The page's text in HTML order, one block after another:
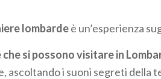
lombardeè un’esperienza
che si possono visitare in
ascoltando i suoni segreti della